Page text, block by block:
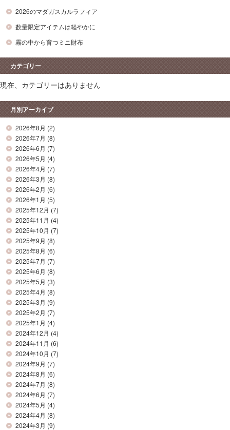
2026のマダガスカルラフィア
数量限定アイテムは軽やかに
霧の中から育つミニ財布
カテゴリー
現在、カテゴリーはありません
月別アーカイブ
2026年8月 (2)
2026年7月 (8)
2026年6月 (7)
2026年5月 (4)
2026年4月 (7)
2026年3月 (8)
2026年2月 (6)
2026年1月 (5)
2025年12月 (7)
2025年11月 (4)
2025年10月 (7)
2025年9月 (8)
2025年8月 (6)
2025年7月 (7)
2025年6月 (8)
2025年5月 (3)
2025年4月 (8)
2025年3月 (9)
2025年2月 (7)
2025年1月 (4)
2024年12月 (4)
2024年11月 (6)
2024年10月 (7)
2024年9月 (7)
2024年8月 (6)
2024年7月 (8)
2024年6月 (7)
2024年5月 (4)
2024年4月 (8)
2024年3月 (9)